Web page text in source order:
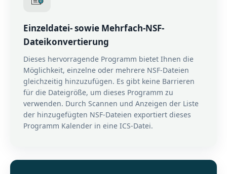
Einzeldatei- sowie Mehrfach-NSF-
Dateikonvertierung
Dieses hervorragende Programm bietet Ihnen die
Möglichkeit, einzelne oder mehrere NSF-Dateien
gleichzeitig hinzuzufügen. Es gibt keine Barrieren
für die Dateigröße, um dieses Programm zu
verwenden. Durch Scannen und Anzeigen der Liste
der hinzugefügten NSF-Dateien exportiert dieses
Programm Kalender in eine ICS-Datei.